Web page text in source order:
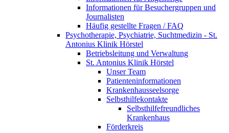
Informationen für Besuchergruppen und
Journalisten
Häufig gestellte Fragen / FAQ
Psychotherapie, Psychiatrie, Suchtmedizin - St.
Antonius Klinik Hörstel
Betriebsleitung und Verwaltung
St. Antonius Klinik Hörstel
Unser Team
Patienteninformationen
Krankenhausseelsorge
Selbsthilfekontakte
Selbsthilfefreundliches
Krankenhaus
Förderkreis